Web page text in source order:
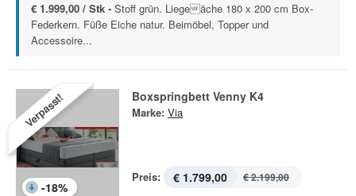
€ 1.999,00 / Stk - Stoff grün. Liegeäche 180 x 200 cm Box-
Federkern. Füße Eiche natur. Beimöbel, Topper und
Accessoire...
Verpasst!
-18%
Boxspringbett Venny K4
Marke: Via
Preis: € 1.799,00 € 2.199,00